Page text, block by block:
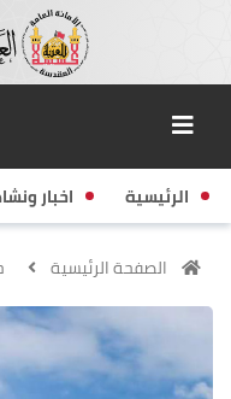
الرئيسية اخبار
الصفحة الرئيسية